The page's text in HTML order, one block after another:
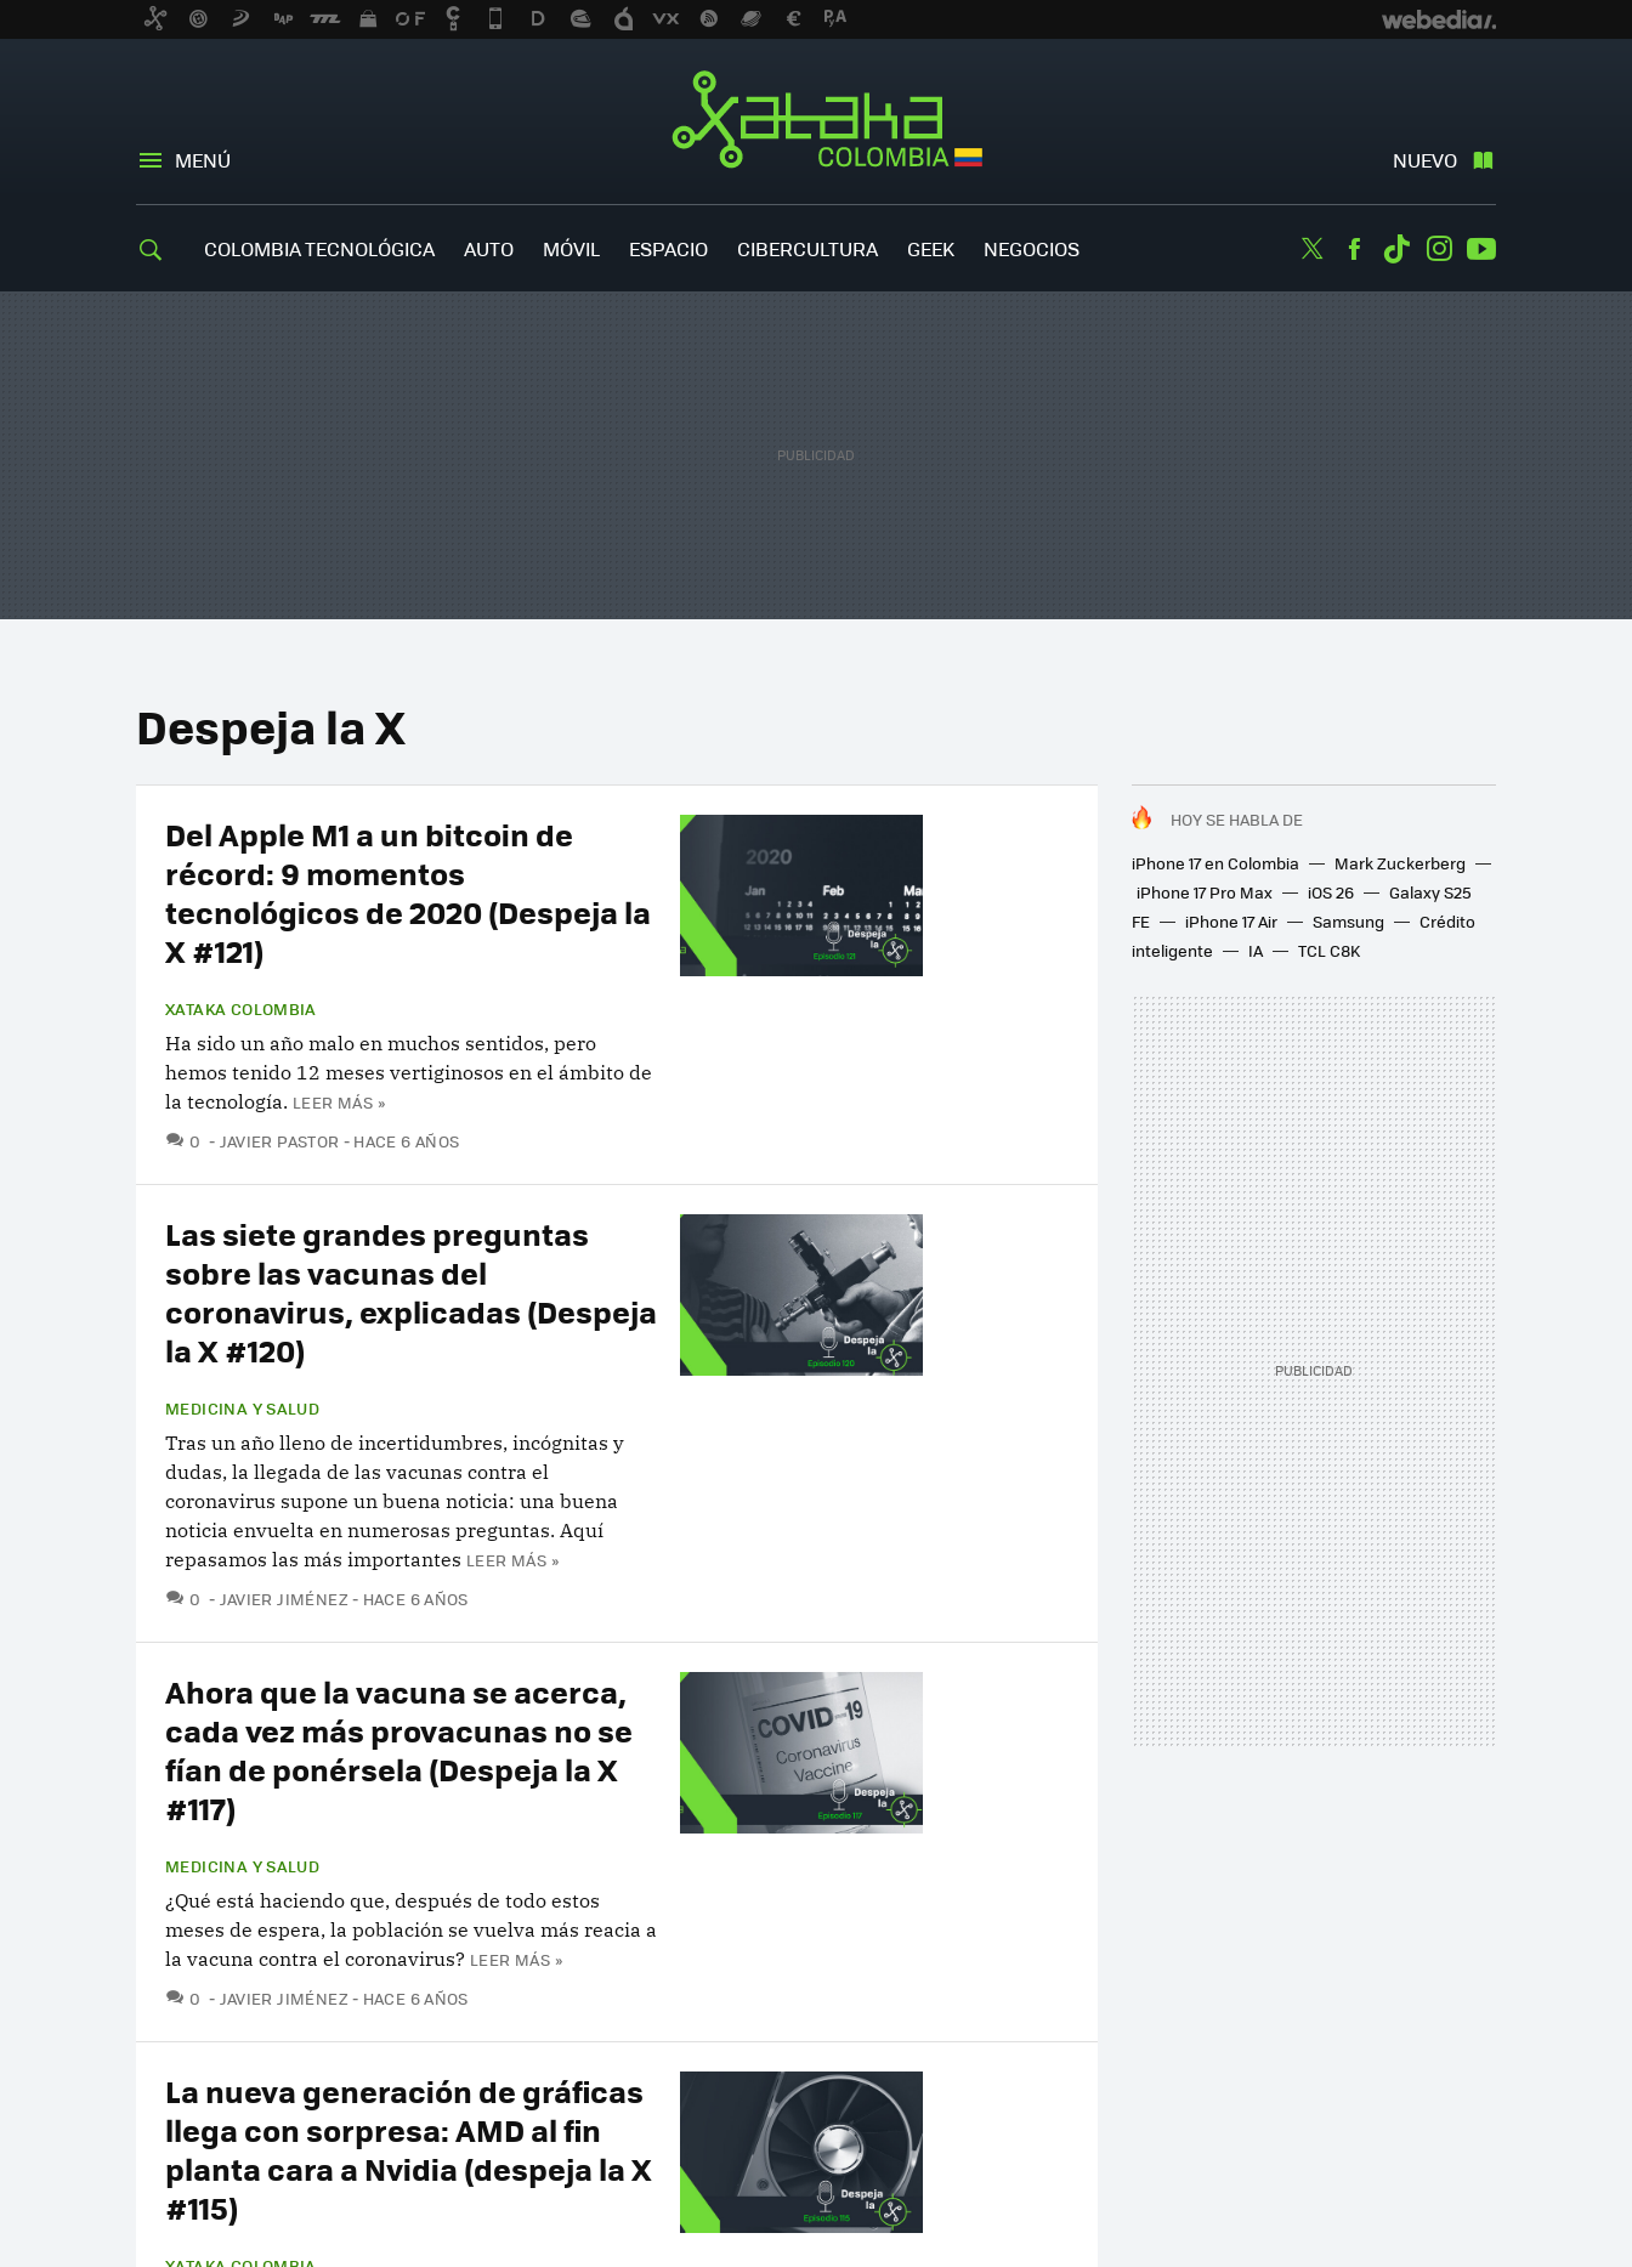
MENÚ NUEVO
COLOMBIA TECNOLÓGICA AUTO MÓVIL ESPACIO CIBERCULTURA GEEK NEGOCIOS TwitterFacebook
TiktokInstagram
Despeja la X
HOY SE HABLA DE
iPhone 17 en Colombia
Mark Zuckerberg
iPhone 17 Pro Max
iOS 26
Galaxy S25
FE
iPhone 17 Air Samsung
Crédito
inteligente
IA TCL C8K
Del Apple M1 a un bitcoin de
récord: 9 momentos
tecnológicos de 2020 (Despeja la
X #121)
XATAKA COLOMBIA
Ha sido un año malo en muchos sentidos, pero
hemos tenido 12 meses vertiginosos en el ámbito de
la tecnología. LEER MÁS »
0 COMENTARIOS
JAVIER PASTOR HACE 6 AÑOS
Las siete grandes preguntas
sobre las vacunas del
coronavirus, explicadas (Despeja
la X #120)
MEDICINA Y SALUD
Tras un año lleno de incertidumbres, incógnitas y
dudas, la llegada de las vacunas contra el
coronavirus supone un buena noticia: una buena
noticia envuelta en numerosas preguntas. Aquí
repasamos las más importantes LEER MÁS »
0 COMENTARIOS
JAVIER JIMÉNEZ HACE 6 AÑOS
Ahora que la vacuna se acerca,
cada vez más provacunas no se
fían de ponérsela (Despeja la X
#117)
MEDICINA Y SALUD
¿Qué está haciendo que, después de todo estos
meses de espera, la población se vuelva más reacia a
la vacuna contra el coronavirus? LEER MÁS »
0 COMENTARIOS
JAVIER JIMÉNEZ HACE 6 AÑOS
La nueva generación de gráficas
llega con sorpresa: AMD al fin
planta cara a Nvidia (despeja la X
#115)